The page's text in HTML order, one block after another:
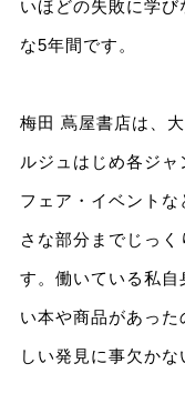
いほどの失敗に学
な5年間です。
梅田 蔦屋書店は、
ルジュはじめ各ジ
フェア・イベント
さな部分までじっ
す。働いている私自
い本や商品があっ
しい発見に事欠かな